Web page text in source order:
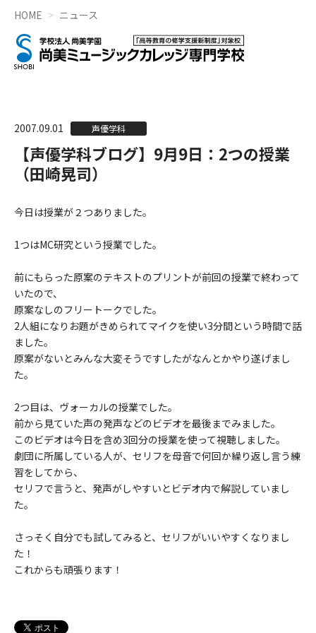
HOME ニュース
2007.09.01 声優学科
【声優学科ブログ】9月9日：2つの授業
（田崎晃司）
今日は授業が２つありました。
1つはMC研究という授業でした。
前にもらった原案のテキストのプリントが前回の授業で終わって
いたので、
原案なしのフリートークでした。
2人組になりお題がきめられてマイクを使い3分間という時間で話
ました。
原案がないとみんな大変そうですしたがなんとかやり遂げまし
た。
2つ目は、ヴォーカルの授業でした。
前から見ていた声の発声などのビデオを最後までみました。
このビデオは今日を含め3回分の授業を使って視聴しました。
劇団に所属している人が、セリフを母音で何回か繰り返し言う練
習をしてから、
セリフで言うと、発声がしやすいとビデオ内で解説していまし
た。
さっそく自分でも試してみると、セリフがいいやすくなりまし
た！
これからも頑張ります！